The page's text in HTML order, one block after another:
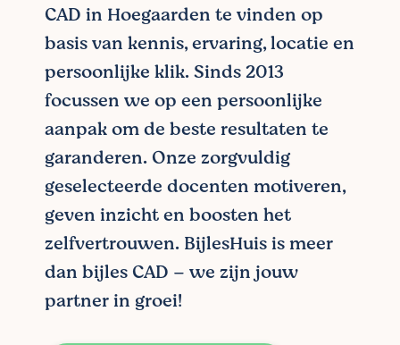
CAD in Hoegaarden te vinden op
basis van kennis, ervaring, locatie en
persoonlijke klik. Sinds 2013
focussen we op een persoonlijke
aanpak om de beste resultaten te
garanderen. Onze zorgvuldig
geselecteerde docenten motiveren,
geven inzicht en boosten het
zelfvertrouwen. BijlesHuis is meer
dan bijles CAD – we zijn jouw
partner in groei!